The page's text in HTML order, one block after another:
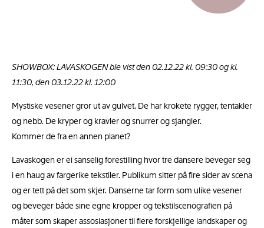
SHOWBOX: LAVASKOGEN ble vist den 02.12.22 kl. 09:30 og kl.
11:30, den 03.12.22 kl. 12:00
Mystiske vesener gror ut av gulvet. De har krokete rygger, tentakler
og nebb. De kryper og kravler og snurrer og sjangler.
Kommer de fra en annen planet?
Lavaskogen er ei sanselig forestilling hvor tre dansere beveger seg
i en haug av fargerike tekstiler. Publikum sitter på fire sider av scena
og er tett på det som skjer. Danserne tar form som ulike vesener
og beveger både sine egne kropper og tekstilscenografien på
måter som skaper assosiasjoner til flere forskjellige landskaper og